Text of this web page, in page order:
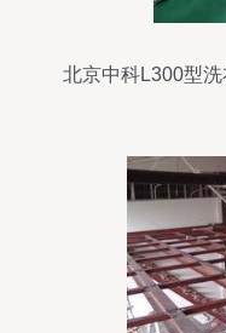
北京中科L300型